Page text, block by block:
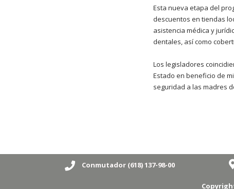
Esta nueva etapa del
descuentos en tiendas
asistencia médica y
dentales, así como
Los legisladores
Estado en beneficio de
seguridad a las madres
Conmutador (618) 137-98-00